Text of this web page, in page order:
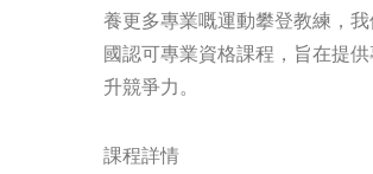
養更多專業嘅運動攀登教練，
國認可專業資格課程，旨在提
升競爭力。
課程詳情